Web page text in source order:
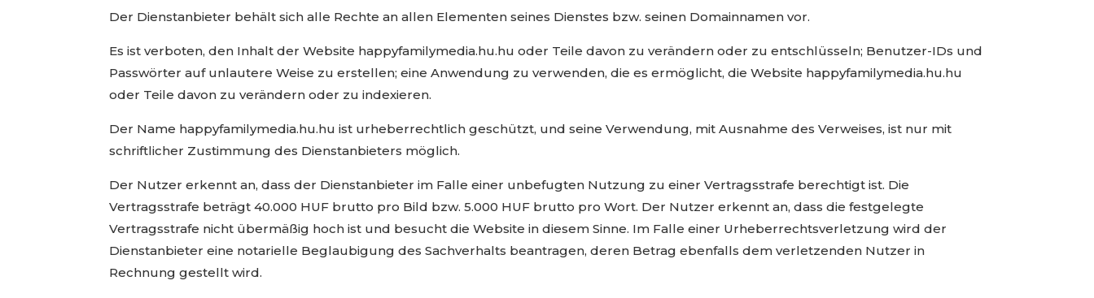
Der Dienstanbieter behält sich alle Rechte an allen Elementen seines Dienstes bzw. seinen Domainnamen vor.
Es ist verboten, den Inhalt der Website happyfamilymedia.hu.hu oder Teile davon zu verändern oder zu entschlüsseln; Benutzer-IDs und
Passwörter auf unlautere Weise zu erstellen; eine Anwendung zu verwenden, die es ermöglicht, die Website happyfamilymedia.hu.hu
oder Teile davon zu verändern oder zu indexieren.
Der Name happyfamilymedia.hu.hu ist urheberrechtlich geschützt, und seine Verwendung, mit Ausnahme des Verweises, ist nur mit
schriftlicher Zustimmung des Dienstanbieters möglich.
Der Nutzer erkennt an, dass der Dienstanbieter im Falle einer unbefugten Nutzung zu einer Vertragsstrafe berechtigt ist. Die
Vertragsstrafe beträgt 40.000 HUF brutto pro Bild bzw. 5.000 HUF brutto pro Wort. Der Nutzer erkennt an, dass die festgelegte
Vertragsstrafe nicht übermäßig hoch ist und besucht die Website in diesem Sinne. Im Falle einer Urheberrechtsverletzung wird der
Dienstanbieter eine notarielle Beglaubigung des Sachverhalts beantragen, deren Betrag ebenfalls dem verletzenden Nutzer in
Rechnung gestellt wird.